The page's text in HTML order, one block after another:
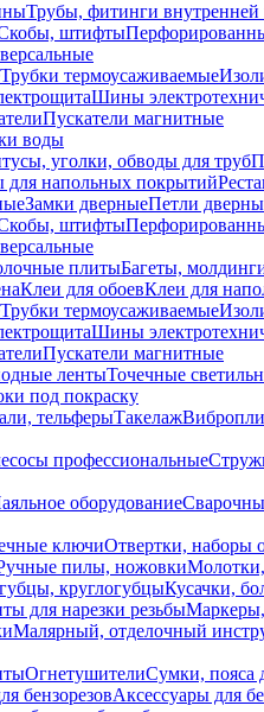
Трубы, фитинги внутренней
штифты
Трубки термоусаживаемые
Шины
Пускатели магнитные
воды
уголки, обводы для труб
для напольных покрытий
Замки дверныеПетли
штифты
плитыБагеты,
Клеи для обоевКлеи для
Трубки термоусаживаемые
Шины
Пускатели магнитные
лентыТочечные
под покраску
тельферыТакелаж
профессиональные
оборудование
ключиОтвертки, наборы
пилы, ножовки
круглогубцыКусачки,
для нарезки резьбы
Малярный, отделочный
ОгнетушителиСумки, пояса
бензорезовАксессуары для